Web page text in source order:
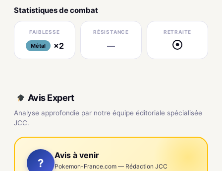
Statistiques de combat
FAIBLESSE
Métal ×2
RÉSISTANCE
—
RETRAITE
●
Avis Expert
Analyse approfondie par notre équipe éditoriale spécialisée
JCC.
?
Avis à venir
Pokemon-France.com — Rédaction JCC